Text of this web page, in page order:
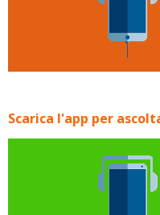
Scarica l'app per